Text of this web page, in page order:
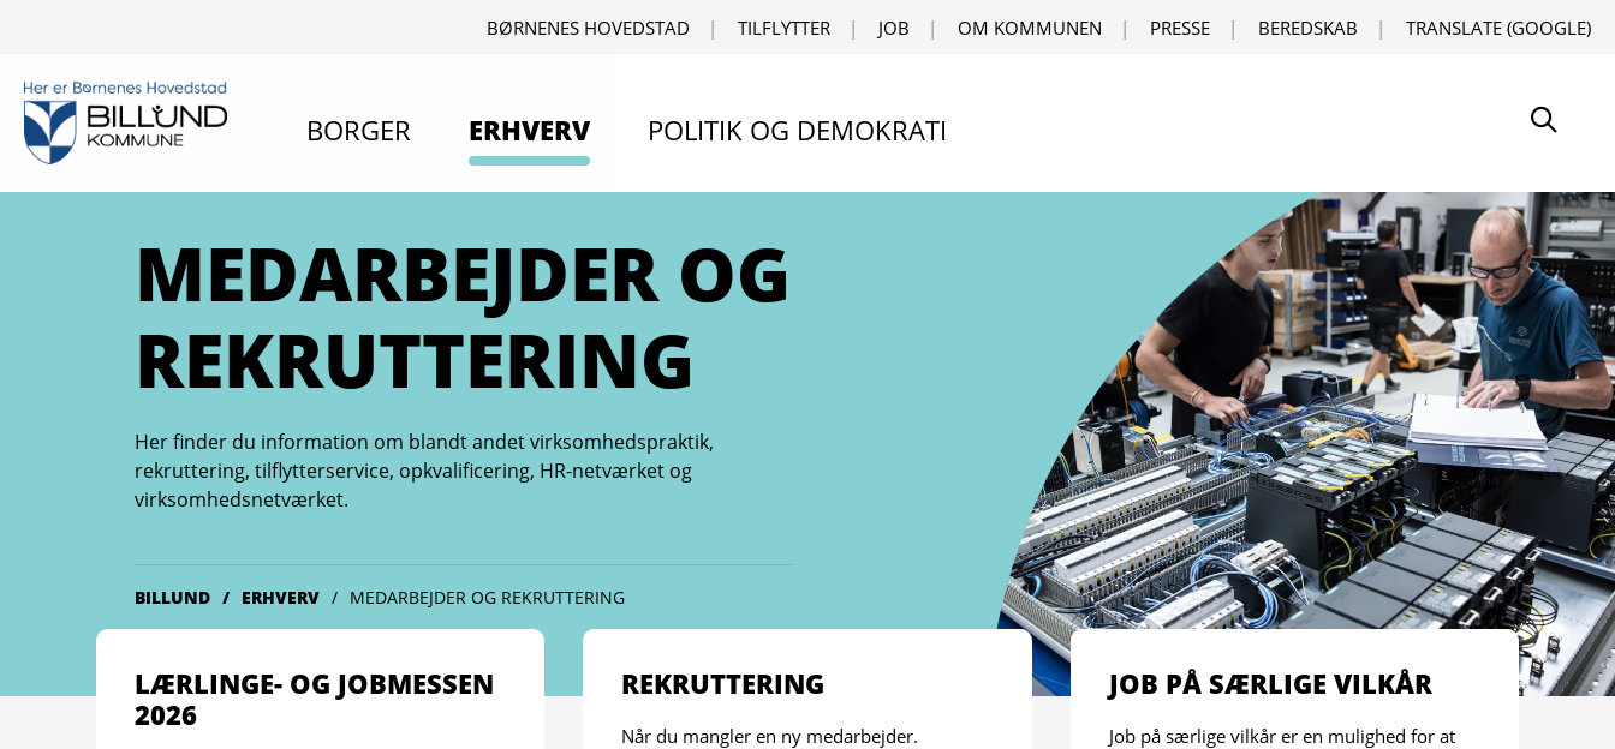
BØRNENES HOVEDSTAD TILFLYTTER JOB OM KOMMUNEN PRESSE BEREDSKAB TRANSLATE (GOOGLE)
BORGER ERHVERV POLITIK OG DEMOKRATI Søg
MEDARBEJDER OG
REKRUTTERING
Her finder du information om blandt andet virksomhedspraktik,
rekruttering, tilflytterservice, opkvalificering, HR-netværket og
virksomhedsnetværket.
BILLUND ERHVERV MEDARBEJDER OG REKRUTTERING
LÆRLINGE- OG JOBMESSEN
2026
REKRUTTERING
Når du mangler en ny medarbejder.
JOB PÅ SÆRLIGE VILKÅR
Job på særlige vilkår er en mulighed for at